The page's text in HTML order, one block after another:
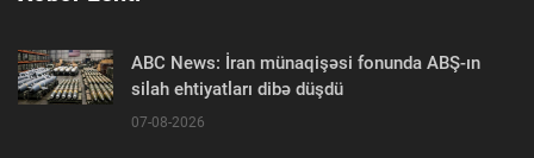
ABC News: İran münaqişəsi fonunda ABŞ-ın
silah ehtiyatları dibə düşdü
07-08-2026